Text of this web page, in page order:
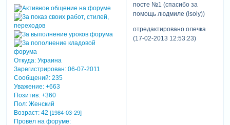
Откуда:Украина
Зарегистрирован: 06-07-2011
Сообщений:235
Уважение: +663
Позитив: +360
Пол:Женский
Возраст:42 [1984-03-29]
Провел на форуме:
посте №1 (спасибо за
помощь людмиле (lsoly))
отредактировано олечка
(17-02-2013 12:53:23)